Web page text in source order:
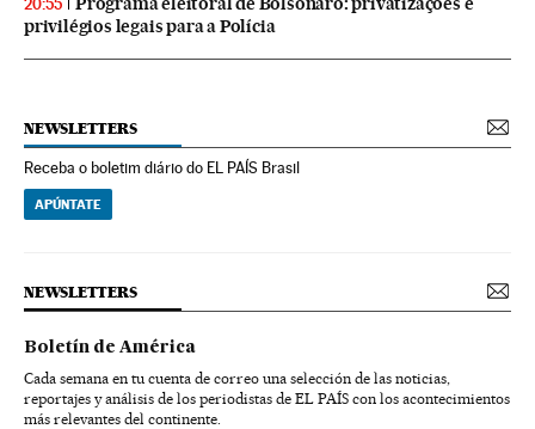
20:55
privilégios legais para a Polícia
NEWSLETTERS
Receba o boletim diário do EL PAÍS Brasil
APÚNTATE
NEWSLETTERS
Boletín de América
Cada semana en tu cuenta de correo una selección de las noticias,
reportajes y análisis de los periodistas de EL PAÍS con los acontecimientos
más relevantes del continente.